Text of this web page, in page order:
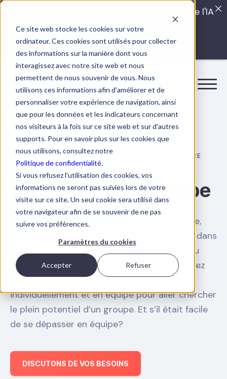
Ce site web stocke les cookies sur votre
ordinateur. Ces cookies sont utilisés pour collecter
des informations sur la manière dont vous
interagissez avec notre site web et nous
permettent de nous souvenir de vous. Nous
utilisons ces informations afin d'améliorer et de
personnaliser votre expérience de navigation, ainsi
que pour les données et les indicateurs concernant
nos visiteurs à la fois sur ce site web et sur d'autres
supports. Pour en savoir plus sur les cookies que
nous utilisons, consultez notre
Politique de confidentialité.
Si vous refusez l'utilisation des cookies, vos
informations ne seront pas suivies lors de votre
visite sur ce site. Un seul cookie sera utilisé dans
votre navigateur afin de se souvenir de ne pas
suivre vos préférences.
Paramètres du cookies
Accepter Refuser
FORMATION : PERFORMANCE COLLECTIVE ET CULTURE
D’APPRENTISSAGE EN ÉQUIPE
Se dépasser en équipe
Avoir une équipe performante et apprenante,
c’est le rêve de toute personne qui travaille dans
une organisation, qu’elle soit gestionnaire ou
non. Alors comment y arrive-t-on? Découvrez
des exercices concrets à réaliser
individuellement et en équipe pour aller chercher
le plein potentiel d’un groupe. Et s’il était facile
de se dépasser en équipe?
DISCUTONS DE VOS BESOINS
Quels sont les véritables impacts cachés de l'IA
dans vos équipes?
LISEZ LE GUIDE INTERDIT